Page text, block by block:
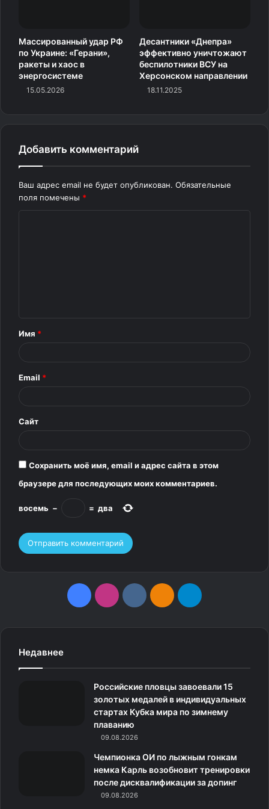
Массированный удар РФ
по Украине: «Герани»,
ракеты и хаос в
энергосистеме
15.05.2026
Десантники «Днепра»
эффективно уничтожают
беспилотники ВСУ на
Херсонском направлении
18.11.2025
Добавить комментарий
Ваш адрес email не будет опубликован. Обязательные
поля помечены *
и
*
Имя *
Email *
Сайт
Сохранить моё имя, email и адрес сайта в этом
браузере для последующих моих комментариев.
восемь − = два
F
a
g
r
a
m
v
o
m
О
к
л
с
с
T
g
r
m
Недавнее
Российские пловцы завоевали 15
золотых медалей в индивидуальных
стартах Кубка мира по зимнему
плаванию
09.08.2026
Чемпионка ОИ по лыжным гонкам
немка Карль возобновит тренировки
после дисквалификации за допинг
09.08.2026